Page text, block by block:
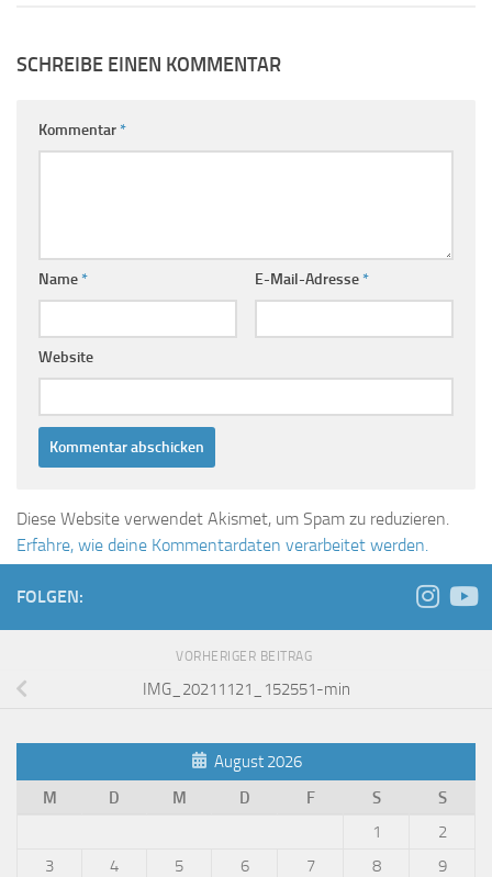
SCHREIBE EINEN KOMMENTAR
Kommentar*
Name* E-Mail-Adresse*
Website
Diese Website verwendet Akismet, um Spam zu reduzieren.
Erfahre, wie deine Kommentardaten verarbeitet werden.
FOLGEN:
VORHERIGER BEITRAG
IMG_20211121_152551-min
August 2026
M
D M D F S
S
1
2
3
4 5 6 7 8 9